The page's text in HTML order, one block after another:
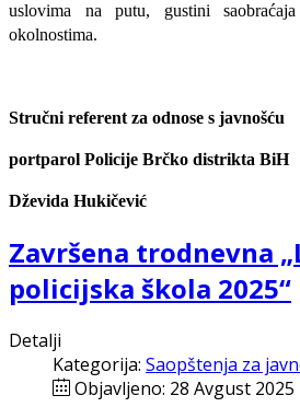
uslovima na putu, gustini
okolnostima.
Stručni referent za odnose s javnošću
portparol Policije Brčko distrikta BiH
Dževida Hukičević
Završena trodnevna
policijska škola 2025“
Detalji
Kategorija: Saopštenja za
Objavljeno: 28 Avgust 2025